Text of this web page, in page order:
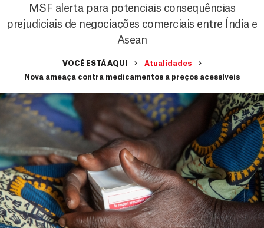
MSF alerta para potenciais consequências
prejudiciais de negociações comerciais entre Índia e
Asean
VOCÊ ESTÁ AQUI
Atualidades
Nova ameaça contra medicamentos a preços acessíveis